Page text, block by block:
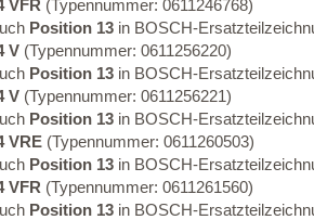
VFR (Typennummer: 0611246768)
Position 13 in BOSCH-
V (Typennummer: 0611256220)
Position 13 in BOSCH-
V (Typennummer: 0611256221)
Position 13 in BOSCH-
VRE (Typennummer: 0611260503)
Position 13 in BOSCH-
VFR (Typennummer: 0611261560)
Position 13 in BOSCH-